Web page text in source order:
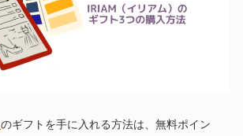
のギフトを手に入れる方法は、無料ポイン